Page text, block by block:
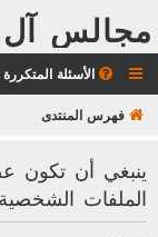
مجالس
الأسئلة المتكررة
فهرس المنتدى
ينبغي أن تكون
الملفات